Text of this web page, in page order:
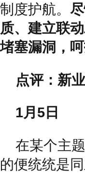
制度护航。
质、建立联
堵塞漏洞，
点评：新
1月5日
在某个主
的便统统是